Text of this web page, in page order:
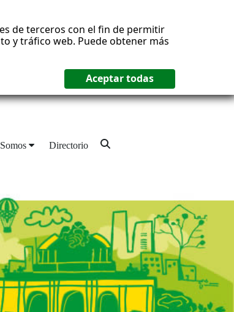
de terceros con el fin de permitir
y tráfico web. Puede obtener más
Directorio